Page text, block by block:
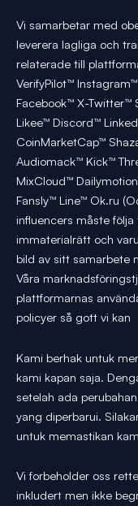
Vi samarbetar med
leverera lagliga och
relaterade till
VerifyPilot™
Facebook™ X-Twitter™
Likee™ Discord™
CoinMarketCap™
Audiomack™ Kick™
MixCloud™
Fansly™ Line™ Ok.ru
influencers måste
immaterialrätt och
bild av sitt samarbete
Våra
plattformarnas
policyer så gott vi kan
Kami berhak untuk
kami kapan saja.
setelah ada
yang diperbarui.
untuk memastikan
Vi forbeholder oss
inkludert men ikke